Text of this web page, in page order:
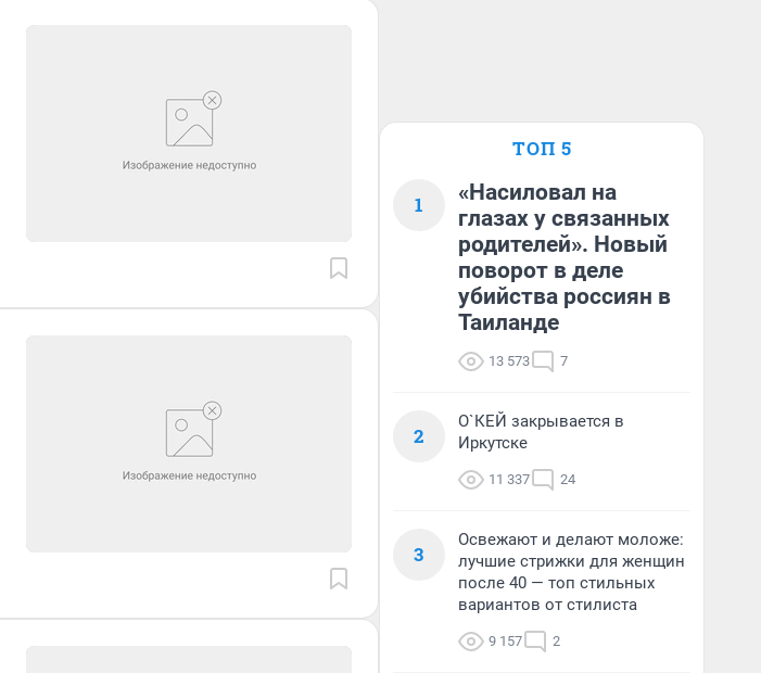
ТОП 5
1
«Насиловал на
глазах у связанных
родителей». Новый
поворот в деле
убийства россиян в
Таиланде
13 573 7
2
О`КЕЙ закрывается в
Иркутске
11 337 24
3
Освежают и делают моложе:
лучшие стрижки для женщин
после 40 — топ стильных
вариантов от стилиста
9 157 2